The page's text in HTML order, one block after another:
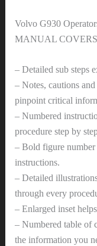
Volvo G930
MANUAL
– Detailed sub steps
– Notes, cautions
pinpoint critical
– Numbered
procedure step by
– Bold figure
instructions.
– Detailed
through every
– Enlarged inset
– Numbered table of
the information you